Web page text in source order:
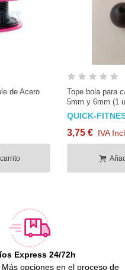
de Acero
Tope bola para
5mm y 6mm (1
QUICK-
3,75 € IVA Incl.
Express 24/72h
Más opciones en el proceso de